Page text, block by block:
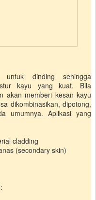
untuk dinding sehingga
kayu yang kuat. Bila
akan memberi kesan kayu
dikombinasikan, dipotong,
umumnya. Aplikasi yang
cladding
(secondary skin)